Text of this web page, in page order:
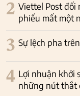
2 Viettel Post đối
phiếu mất một
3 Sự lệch pha
4 Lợi nhuận khởi
những nút thắt